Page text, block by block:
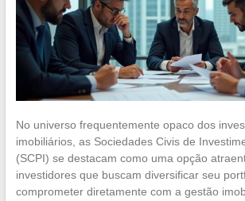
No universo frequentemente opaco dos
imobiliários, as Sociedades Civis de
(SCPI) se destacam como uma opção
investidores que buscam diversificar seu
comprometer diretamente com a gestão